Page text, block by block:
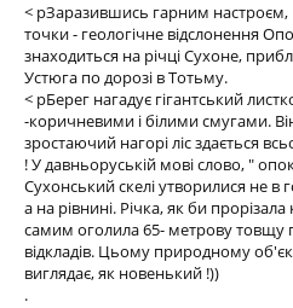
< pЗаразившись гарним настроєм,
точки - геологічне відслонення
знаходиться на річці Сухоне,
Устюга по дорозі в Тотьму.
< pБерег нагадує гігантський
-коричневими і білими смугами.
зростаючий нагорі ліс здається
! У давньоруській мові слово, "
Сухонський скелі утворилися не в
а на рівнині. Річка, як би
самим оголила 65- метрову товщу
відкладів. Цьому природному
виглядає, як новенький !))
.